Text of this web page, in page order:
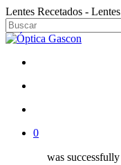
Skip
to
main
content
Lentes Recetados -
Close
0
was